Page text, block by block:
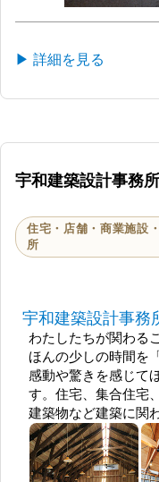
ったり整理す
ま使い、古い
この建築に完
いく。
▶ 詳細を見る
宇和建築設計事務
住宅・店舗・商業施設
所
宇和建築設計事務
わたしたちが関わる
ほんの少しの時間を
感動や驚きを感じて
す。住宅、集合住宅
建築物など建築に関